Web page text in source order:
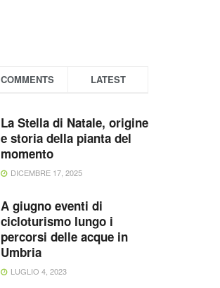
COMMENTS LATEST
La Stella di Natale, origine
e storia della pianta del
momento
DICEMBRE 17, 2025
A giugno eventi di
cicloturismo lungo i
percorsi delle acque in
Umbria
LUGLIO 4, 2023